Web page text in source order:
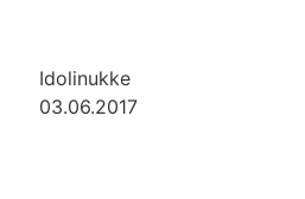
Idolinukke
03.06.2017